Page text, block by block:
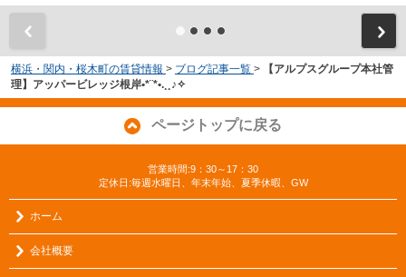
横浜・関内・桜木町の賃貸情報 > ブログ記事一覧 >
【アルプスグループ本社管
理】アッパービレッジ根岸•*¨*•.¸¸♪✧
ページトップに戻る
営業時間:9：30～17：30
定休日:毎週水曜日、年末年始、夏季休暇、GW
ホーム
会社概要